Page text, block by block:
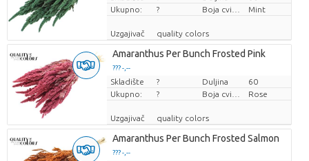
Ukupno:
? Mint
Uzgajivač quality colors
Amaranthus Per Bunch Frosted Pink
??? -,--
Cijena po komadu
Skladište ? Duljina
60
Ukupno:
? Rose
Uzgajivač quality colors
Amaranthus Per Bunch Frosted Salmon
??? -,--